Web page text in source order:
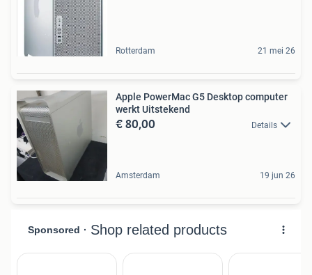
Rotterdam 21 mei 26
Apple PowerMac G5 Desktop computer
werkt Uitstekend
€ 80,00 Details
Amsterdam 19 jun 26